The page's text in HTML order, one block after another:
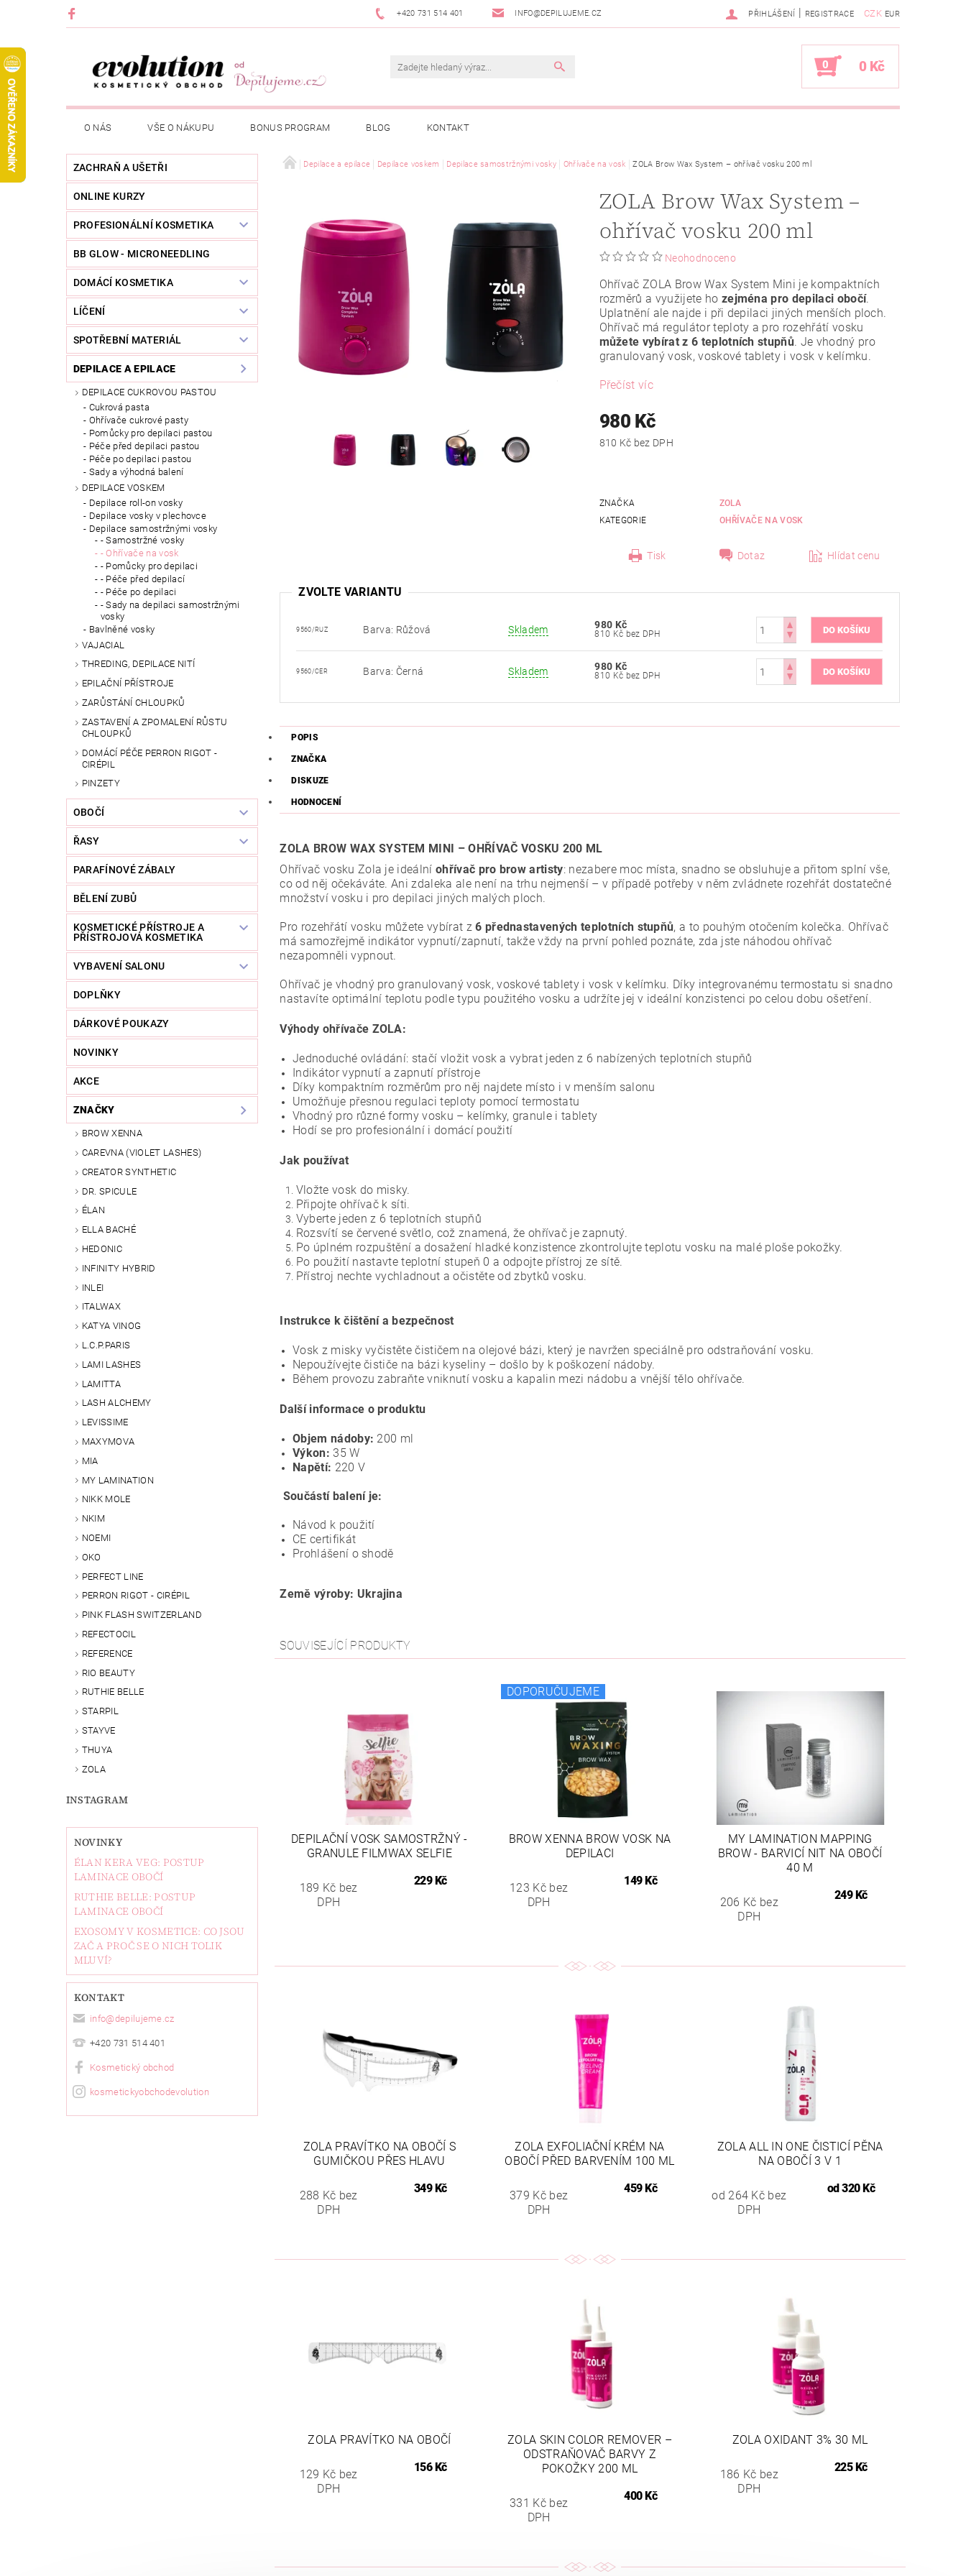
+420 731 514 401 INFO@DEPILUJEME.CZ CZK EUR
PŘIHLÁŠENÍ | REGISTRACE
0 0 Kč
O NÁS VŠE O NÁKUPU BONUS PROGRAM BLOG KONTAKT
ZACHRAŇ A UŠETŘI
ONLINE KURZY
PROFESIONÁLNÍ KOSMETIKA
BB GLOW - MICRONEEDLING
DOMÁCÍ KOSMETIKA
LÍČENÍ
SPOTŘEBNÍ MATERIÁL
DEPILACE A EPILACE
DEPILACE CUKROVOU PASTOU
Cukrová pasta
Ohřívače cukrové pasty
Pomůcky pro depilaci pastou
Péče před depilaci pastou
Péče po depilaci pastou
Sady a výhodná balení
DEPILACE VOSKEM
Depilace roll-on vosky
Depilace vosky v plechovce
Depilace samostržnými vosky
- Samostržné vosky
- Ohřívače na vosk
- Pomůcky pro depilaci
- Péče před depilací
- Péče po depilaci
- Sady na depilaci samostržnými
vosky
Bavlněné vosky
VAJACIAL
THREDING, DEPILACE NITÍ
EPILAČNÍ PŘÍSTROJE
ZARŮSTÁNÍ CHLOUPKŮ
ZASTAVENÍ A ZPOMALENÍ RŮSTU
CHLOUPKŮ
DOMÁCÍ PÉČE PERRON RIGOT -
CIRÉPIL
PINZETY
OBOČÍ
ŘASY
PARAFÍNOVÉ ZÁBALY
BĚLENÍ ZUBŮ
KOSMETICKÉ PŘÍSTROJE A
PŘÍSTROJOVÁ KOSMETIKA
VYBAVENÍ SALONU
DOPLŇKY
DÁRKOVÉ POUKAZY
NOVINKY
AKCE
ZNAČKY
BROW XENNA
CAREVNA (VIOLET LASHES)
CREATOR SYNTHETIC
DR. SPICULE
ÉLAN
ELLA BACHÉ
HEDONIC
INFINITY HYBRID
INLEI
ITALWAX
KATYA VINOG
L.C.P.PARIS
LAMI LASHES
LAMITTA
LASH ALCHEMY
LEVISSIME
MAXYMOVA
MIA
MY LAMINATION
NIKK MOLE
NKIM
NOEMI
OKO
PERFECT LINE
PERRON RIGOT - CIRÉPIL
PINK FLASH SWITZERLAND
REFECTOCIL
REFERENCE
RIO BEAUTY
RUTHIE BELLE
STARPIL
STAYVE
THUYA
ZOLA
INSTAGRAM
NOVINKY
ÉLAN KERA VEG: POSTUP
LAMINACE OBOČÍ
RUTHIE BELLE: POSTUP
LAMINACE OBOČÍ
EXOSOMY V KOSMETICE: CO JSOU
ZAČ A PROČ SE O NICH TOLIK
MLUVÍ?
KONTAKT
info@depilujeme.cz
+420 731 514 401
Kosmetický obchod
kosmetickyobchodevolution
Depilace a epilace Depilace voskem Depilace samostržnými vosky Ohřívače na vosk ZOLA Brow Wax System – ohřívač vosku 200 ml
ZOLA Brow Wax System –
ohřívač vosku 200 ml
Neohodnoceno
Ohřívač ZOLA Brow Wax System Mini je kompaktních
rozměrů a využijete ho zejména pro depilaci obočí.
Uplatnění ale najde i při depilaci jiných menších ploch.
Ohřívač má regulátor teploty a pro rozehřátí vosku
můžete vybírat z 6 teplotních stupňů. Je vhodný pro
granulovaný vosk, voskové tablety i vosk v kelímku.
Přečíst víc
980 Kč
810 Kč bez DPH
ZNAČKA
ZOLA
KATEGORIE
OHŘÍVAČE NA VOSK
Tisk Dotaz Hlídat cenu
ZVOLTE VARIANTU
9560/RUZ Barva: Růžová Skladem 980 Kč
810 Kč bez DPH
9560/CER Barva: Černá Skladem 980 Kč
810 Kč bez DPH
POPIS
ZNAČKA
DISKUZE
HODNOCENÍ
ZOLA BROW WAX SYSTEM MINI – OHŘÍVAČ VOSKU 200 ML
Ohřívač vosku Zola je ideálníohřívač pro brow artisty: nezabere moc místa, snadno se obsluhuje a přitom splní vše,
co od něj očekáváte. Ani zdaleka ale není na trhu nejmenší – v případě potřeby v něm zvládnete rozehřát dostatečné
množství vosku i pro depilaci jiných malých ploch.
Pro rozehřátí vosku můžete vybírat z6 přednastavených teplotních stupňů, a to pouhým otočením kolečka. Ohřívač
má samozřejmě indikátor vypnutí/zapnutí, takže vždy na první pohled poznáte, zda jste náhodou ohřívač
nezapomněli vypnout.
Ohřívač je vhodný pro granulovaný vosk, voskové tablety i vosk v kelímku. Díky integrovanému termostatu si snadno
nastavíte optimální teplotu podle typu použitého vosku a udržíte jej v ideální konzistenci po celou dobu ošetření.
Výhody ohřívače ZOLA:
Jednoduché ovládání: stačí vložit vosk a vybrat jeden z 6 nabízených teplotních stupňů
Indikátor vypnutí a zapnutí přístroje
Díky kompaktním rozměrům pro něj najdete místo i v menším salonu
Umožňuje přesnou regulaci teploty pomocí termostatu
Vhodný pro různé formy vosku – kelímky, granule i tablety
Hodí se pro profesionální i domácí použití
Jak používat
Vložte vosk do misky.
Připojte ohřívač k síti.
Vyberte jeden z 6 teplotních stupňů
Rozsvítí se červené světlo, což znamená, že ohřívač je zapnutý.
Po úplném rozpuštění a dosažení hladké konzistence zkontrolujte teplotu vosku na malé ploše pokožky.
Po použití nastavte teplotní stupeň 0 a odpojte přístroj ze sítě.
Přístroj nechte vychladnout a očistěte od zbytků vosku.
Instrukce k čištění a bezpečnost
Vosk z misky vyčistěte čističem na olejové bázi, který je navržen speciálně pro odstraňování vosku.
Nepoužívejte čističe na bázi kyseliny – došlo by k poškození nádoby.
Během provozu zabraňte vniknutí vosku a kapalin mezi nádobu a vnější tělo ohřívače.
Další informace o produktu
Objem nádoby: 200 ml
Výkon: 35 W
Napětí: 220 V
Součástí balení je:
Návod k použití
CE certifikát
Prohlášení o shodě
Země výroby: Ukrajina
SOUVISEJÍCÍ PRODUKTY
DEPILAČNÍ VOSK SAMOSTRŽNÝ -
GRANULE FILMWAX SELFIE
189 Kč bez
DPH
229 Kč
DOPORUČUJEME
BROW XENNA BROW VOSK NA
DEPILACI
123 Kč bez
DPH
149 Kč
MY LAMINATION MAPPING
BROW - BARVICÍ NIT NA OBOČÍ
40 M
206 Kč bez
DPH
249 Kč
ZOLA PRAVÍTKO NA OBOČÍ S
GUMIČKOU PŘES HLAVU
288 Kč bez
DPH
349 Kč
ZOLA EXFOLIAČNÍ KRÉM NA
OBOČÍ PŘED BARVENÍM 100 ML
379 Kč bez
DPH
459 Kč
ZOLA ALL IN ONE ČISTICÍ PĚNA
NA OBOČÍ 3 V 1
od 264 Kč bez
DPH
od320 Kč
ZOLA PRAVÍTKO NA OBOČÍ
129 Kč bez
DPH
156 Kč
ZOLA SKIN COLOR REMOVER –
ODSTRAŇOVAČ BARVY Z
POKOŽKY 200 ML
331 Kč bez
DPH
400 Kč
ZOLA OXIDANT 3% 30 ML
186 Kč bez
DPH
225 Kč